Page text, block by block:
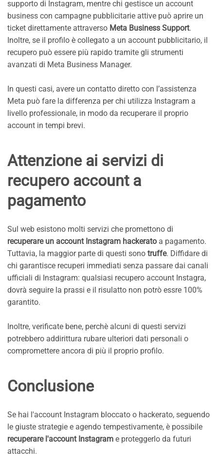
supporto di Instagram, mentre chi gestisce un account
business con campagne pubblicitarie attive può aprire un
ticket direttamente attraverso Meta Business Support.
Inoltre, se il profilo è collegato a un account pubblicitario, il
recupero può essere più rapido tramite gli strumenti
avanzati di Meta Business Manager.
In questi casi, avere un contatto diretto con l’assistenza
Meta può fare la differenza per chi utilizza Instagram a
livello professionale, in modo da recuperare il proprio
account in tempi brevi.
Attenzione ai servizi di
recupero account a
pagamento
Sul web esistono molti servizi che promettono di
recuperare un account Instagram hackerato a pagamento.
Tuttavia, la maggior parte di questi sono truffe. Diffidare di
chi garantisce recuperi immediati senza passare dai canali
ufficiali di Instagram: qualsiasi recupero account Instagra,
dovrà seguire la prassi e il risulatto non potrò essre 100%
garantito.
Inoltre, verificate bene, perchè alcuni di questi servizi
potrebbero addirittura rubare ulteriori dati personali o
compromettere ancora di più il proprio profilo.
Conclusione
Se hai l'account Instagram bloccato o hackerato, seguendo
le giuste strategie e agendo tempestivamente, è possibile
recuperare l'account Instagram e proteggerlo da futuri
attacchi.